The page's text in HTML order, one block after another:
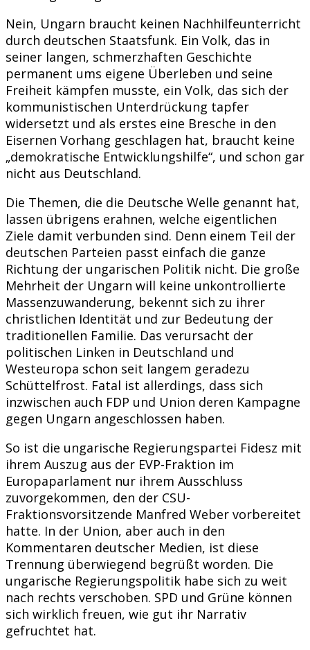
Nein, Ungarn braucht keinen Nachhilfeunterricht
durch deutschen Staatsfunk. Ein Volk, das in
seiner langen, schmerzhaften Geschichte
permanent ums eigene Überleben und seine
Freiheit kämpfen musste, ein Volk, das sich der
kommunistischen Unterdrückung tapfer
widersetzt und als erstes eine Bresche in den
Eisernen Vorhang geschlagen hat, braucht keine
„demokratische Entwicklungshilfe“, und schon gar
nicht aus Deutschland.
Die Themen, die die Deutsche Welle genannt hat,
lassen übrigens erahnen, welche eigentlichen
Ziele damit verbunden sind. Denn einem Teil der
deutschen Parteien passt einfach die ganze
Richtung der ungarischen Politik nicht. Die große
Mehrheit der Ungarn will keine unkontrollierte
Massenzuwanderung, bekennt sich zu ihrer
christlichen Identität und zur Bedeutung der
traditionellen Familie. Das verursacht der
politischen Linken in Deutschland und
Westeuropa schon seit langem geradezu
Schüttelfrost. Fatal ist allerdings, dass sich
inzwischen auch FDP und Union deren Kampagne
gegen Ungarn angeschlossen haben.
So ist die ungarische Regierungspartei Fidesz mit
ihrem Auszug aus der EVP-Fraktion im
Europaparlament nur ihrem Ausschluss
zuvorgekommen, den der CSU-
Fraktionsvorsitzende Manfred Weber vorbereitet
hatte. In der Union, aber auch in den
Kommentaren deutscher Medien, ist diese
Trennung überwiegend begrüßt worden. Die
ungarische Regierungspolitik habe sich zu weit
nach rechts verschoben. SPD und Grüne können
sich wirklich freuen, wie gut ihr Narrativ
gefruchtet hat.